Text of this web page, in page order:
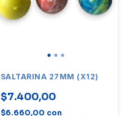
SALTARINA 27MM (X12)
$7.400,00
$6.660,00 con